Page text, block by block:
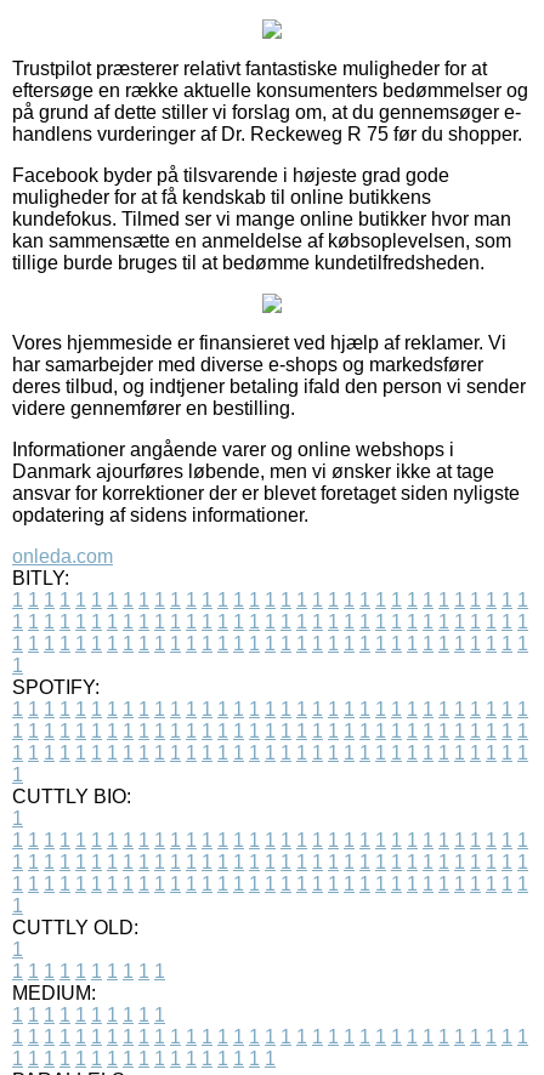
Trustpilot præsterer relativt fantastiske muligheder for at
eftersøge en række aktuelle konsumenters bedømmelser og
på grund af dette stiller vi forslag om, at du gennemsøger e-
handlens vurderinger af Dr. Reckeweg R 75 før du shopper.
Facebook byder på tilsvarende i højeste grad gode
muligheder for at få kendskab til online butikkens
kundefokus. Tilmed ser vi mange online butikker hvor man
kan sammensætte en anmeldelse af købsoplevelsen, som
tillige burde bruges til at bedømme kundetilfredsheden.
Vores hjemmeside er finansieret ved hjælp af reklamer. Vi
har samarbejder med diverse e-shops og markedsfører
deres tilbud, og indtjener betaling ifald den person vi sender
videre gennemfører en bestilling.
Informationer angående varer og online webshops i
Danmark ajourføres løbende, men vi ønsker ikke at tage
ansvar for korrektioner der er blevet foretaget siden nyligste
opdatering af sidens informationer.
onleda.com
BITLY:
1 1 1 1 1 1 1 1 1 1 1 1 1 1 1 1 1 1 1 1 1 1 1 1 1 1 1 1 1 1 1 1 1
1 1 1 1 1 1 1 1 1 1 1 1 1 1 1 1 1 1 1 1 1 1 1 1 1 1 1 1 1 1 1 1 1
1 1 1 1 1 1 1 1 1 1 1 1 1 1 1 1 1 1 1 1 1 1 1 1 1 1 1 1 1 1 1 1 1
1
SPOTIFY:
1 1 1 1 1 1 1 1 1 1 1 1 1 1 1 1 1 1 1 1 1 1 1 1 1 1 1 1 1 1 1 1 1
1 1 1 1 1 1 1 1 1 1 1 1 1 1 1 1 1 1 1 1 1 1 1 1 1 1 1 1 1 1 1 1 1
1 1 1 1 1 1 1 1 1 1 1 1 1 1 1 1 1 1 1 1 1 1 1 1 1 1 1 1 1 1 1 1 1
1
CUTTLY BIO:
1
1 1 1 1 1 1 1 1 1 1 1 1 1 1 1 1 1 1 1 1 1 1 1 1 1 1 1 1 1 1 1 1 1
1 1 1 1 1 1 1 1 1 1 1 1 1 1 1 1 1 1 1 1 1 1 1 1 1 1 1 1 1 1 1 1 1
1 1 1 1 1 1 1 1 1 1 1 1 1 1 1 1 1 1 1 1 1 1 1 1 1 1 1 1 1 1 1 1 1
1
CUTTLY OLD:
1
1 1 1 1 1 1 1 1 1 1
MEDIUM:
1 1 1 1 1 1 1 1 1 1
1 1 1 1 1 1 1 1 1 1 1 1 1 1 1 1 1 1 1 1 1 1 1 1 1 1 1 1 1 1 1 1 1
1 1 1 1 1 1 1 1 1 1 1 1 1 1 1 1 1